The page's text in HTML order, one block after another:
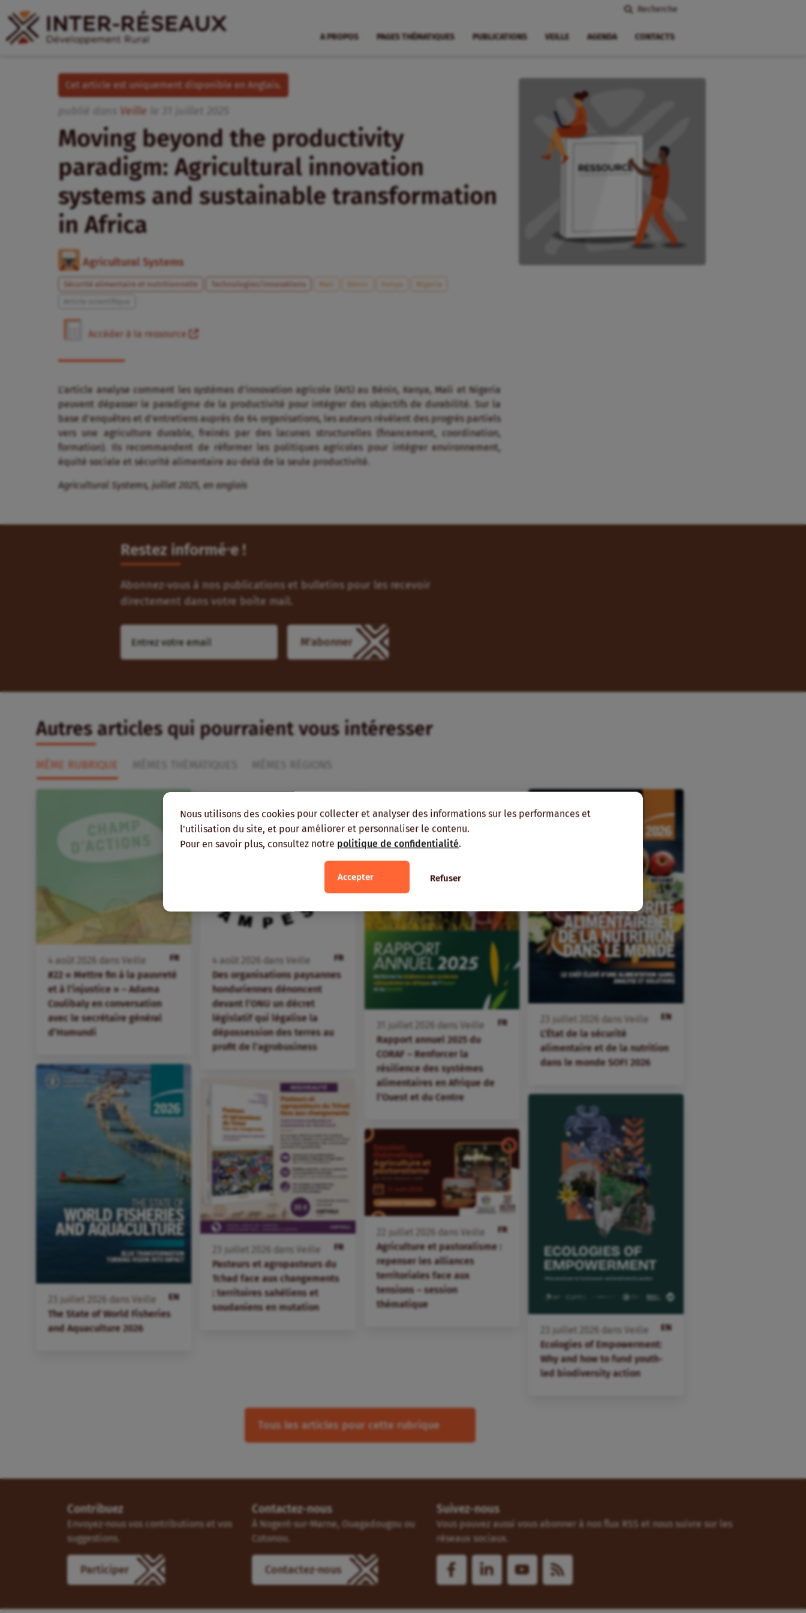
Nous utilisons des cookies pour collecter et analyser des informations sur les performances et
l'utilisation du site, et pour améliorer et personnaliser le contenu.
Pour en savoir plus, consultez notre politique de confidentialité.
Accepter Refuser
Recherche
A PROPOS PAGES THÉMATIQUES PUBLICATIONS VEILLE AGENDA CONTACTS
Cet article est uniquement disponible en Anglais.
Veille
Moving beyond the productivity
paradigm: Agricultural innovation
systems and sustainable transformation
in Africa
Agricultural Systems
Sécurité alimentaire et nutritionnelle Technologies/innovations Mali Kenya
Nigeria
Accéder à la ressource
L’article analyse comment les systèmes d’innovation agricole (AIS) au Bénin, Kenya, Mali et Nigeria
peuvent dépasser le paradigme de la productivité pour intégrer des objectifs de durabilité. Sur la
base d’enquêtes et d’entretiens auprès de 64 organisations, les auteurs révèlent des progrès partiels
vers une agriculture durable, freinés par des lacunes structurelles (financement, coordination,
formation). Ils recommandent de réformer les politiques agricoles pour intégrer environnement,
équité sociale et sécurité alimentaire au-delà de la seule productivité.
Agricultural Systems, juillet 2025, en anglais
Restez informé⸱e !
Abonnez-vous à nos publications et bulletins pour les recevoir
directement dans votre boîte mail.
Autres articles qui pourraient vous intéresser
MÊME RUBRIQUE
FR
4 août dans
Veille
#22 « Mettre fin à la pauvreté
et à l’injustice » – Adama
Coulibaly en conversation
avec le secrétaire général
d’Humundi
FR
4 août dans
Veille
Des organisations paysannes
honduriennes dénoncent
devant l’ONU un décret
législatif qui légalise la
dépossession des terres au
profit de l’agrobusiness
FR
juillet dans
Veille
Rapport annuel 2025 du
CORAF – Renforcer la
résilience des systèmes
alimentaires en Afrique de
l’Ouest et du Centre
EN
juillet dans
Veille
L’État de la sécurité
alimentaire et de la nutrition
dans le monde SOFI 2026
EN
juillet dans
Veille
The State of World Fisheries
and Aquaculture 2026
FR
juillet dans
Veille
Pasteurs et agropasteurs du
Tchad face aux changements
: territoires sahéliens et
soudaniens en mutation
EN
juillet dans
Veille
Ecologies of Empowerment:
Why and how to fund youth-
led biodiversity action
FR
juillet dans
Veille
Agriculture et pastoralisme :
repenser les alliances
territoriales face aux
tensions – session
thématique
Tous les articles pour cette rubrique
Contribuez
Envoyez-nous vos contributions et vos
suggestions.
Participer
Contactez-nous
À Nogent-sur-Marne, Ouagadougou ou
Cotonou.
Contactez-nous
Suivez-nous
Vous pouvez aussi vous abonner à nos flux RSS et nous suivre sur les
réseaux sociaux.